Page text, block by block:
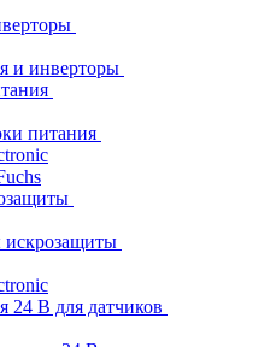
и инверторы
питания
искрозащиты
24 В для датчиков